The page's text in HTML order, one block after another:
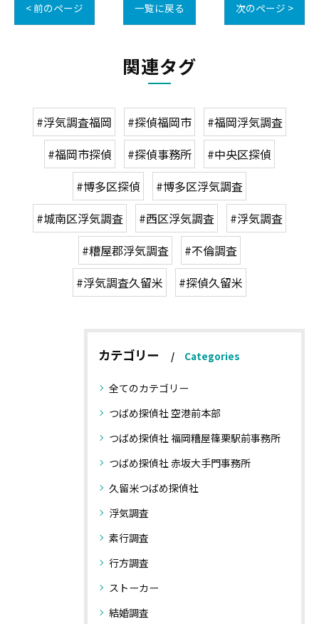
< 前のページ 一覧に戻る 次のページ >
関連タグ
#浮気調査福岡 #探偵福岡市
#福岡浮気調査
#福岡市探偵
#探偵事務所
#中央区探偵
#博多区探偵
#博多区浮気調査
#城南区浮気調査
#西区浮気調査
#浮気調査
#糟屋郡浮気調査
#不倫調査
#浮気調査久留米
#探偵久留米
カテゴリー Categories
全てのカテゴリー
つばめ探偵社 空港前本部
つばめ探偵社 福岡糟屋篠栗駅前事務所
つばめ探偵社 赤坂大手門事務所
久留米つばめ探偵社
浮気調査
素行調査
行方調査
ストーカー
結婚調査